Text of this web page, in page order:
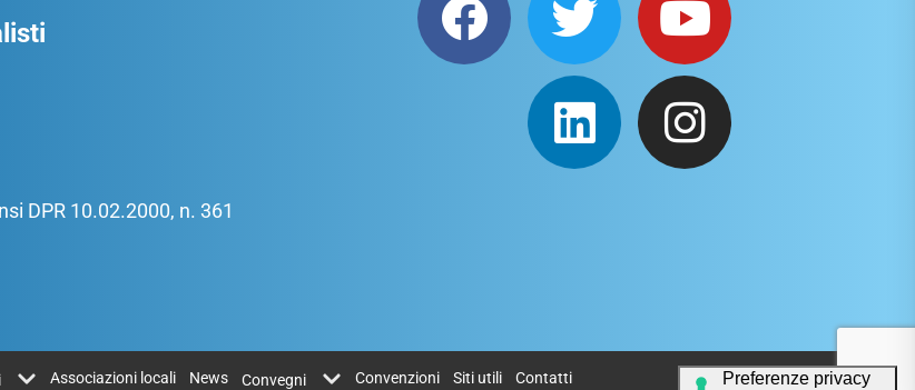
DPR 10.02.2000, n. 361
Associazioni locali News Convegni Convenzioni Siti utili Contatti